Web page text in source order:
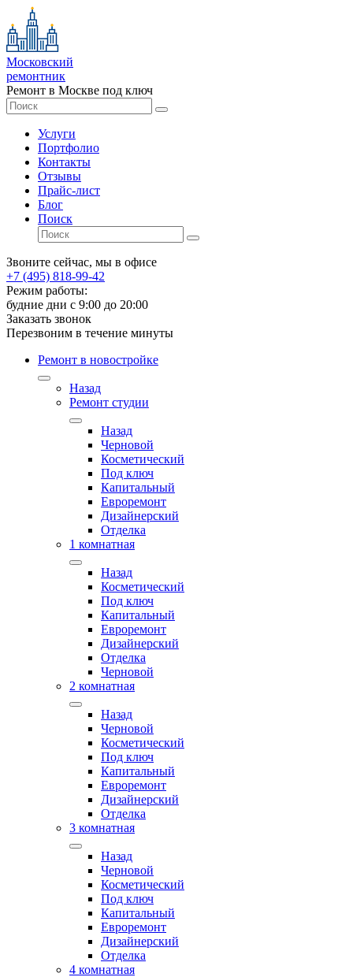
Московский
ремонтник
Ремонт в Москве под ключ
Услуги
Портфолио
Контакты
Отзывы
Прайс-лист
Блог
Поиск
Звоните сейчас, мы в офисе
+7 (495) 818-99-42
Режим работы:
будние дни с 9:00 до 20:00
Заказать звонок
Перезвоним в течение минуты
Ремонт в новостройке
Назад
Ремонт студии
Назад
Черновой
Косметический
Под ключ
Капитальный
Евроремонт
Дизайнерский
Отделка
1 комнатная
Назад
Косметический
Под ключ
Капитальный
Евроремонт
Дизайнерский
Отделка
Черновой
2 комнатная
Назад
Черновой
Косметический
Под ключ
Капитальный
Евроремонт
Дизайнерский
Отделка
3 комнатная
Назад
Черновой
Косметический
Под ключ
Капитальный
Евроремонт
Дизайнерский
Отделка
4 комнатная